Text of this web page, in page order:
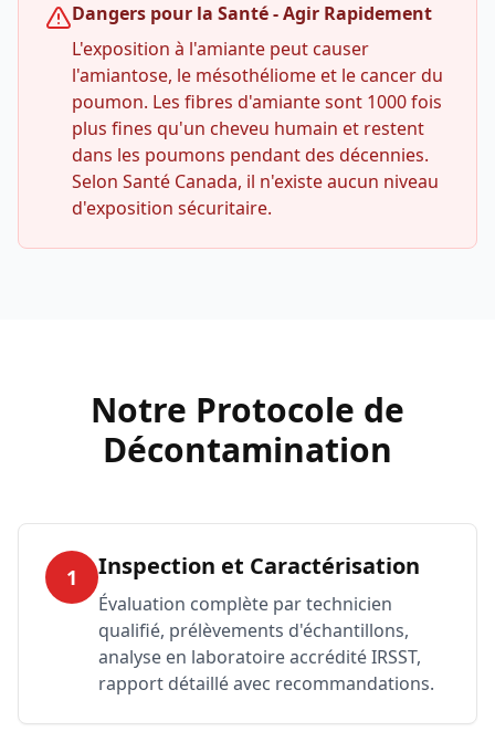
Dangers pour la Santé - Agir Rapidement
L'exposition à l'amiante peut causer
l'amiantose, le mésothéliome et le cancer du
poumon. Les fibres d'amiante sont 1000 fois
plus fines qu'un cheveu humain et restent
dans les poumons pendant des décennies.
Selon Santé Canada, il n'existe aucun niveau
d'exposition sécuritaire.
Notre Protocole de
Décontamination
1 Inspection et Caractérisation
Évaluation complète par technicien
qualifié, prélèvements d'échantillons,
analyse en laboratoire accrédité IRSST,
rapport détaillé avec recommandations.